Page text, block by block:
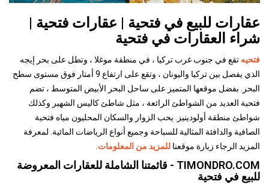
عقارات للبيع في فتحية | عقارات فتحية |
شراء العقارات في فتحية
فتحيه تقع في جنوب غرب تركيا ، في منطقة موغلا ، وتطل على بحر إيجه
الذي يفصل بين تركيا واليونان ، وتقع على ارتفاع 9 أمتار فوق مستوى سطح
البحر. بفضل موقعها المتميز على ساحل البحر الأبيض المتوسط ، تضم
فتحية العديد من الشواطئ الرائعة ، مثل شاطئ كاليس الشهير وكذلك
شواطئ منطقة أولودينيز. يحب الزوار والسكان المحليون مياه فتحية
الصافية والدافئة المثالية للسباحة وجميع أنواع الرياضات المائية. لمعرفة
المزيد الرجاء زيارة موقعنا للمزيد من المعلومات.
TIMONDRO.COM - قائمتنا الشاملة للعقارات المعروضة
للبيع في فتحية